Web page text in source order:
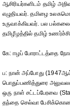
ஆசிரியர்களிடம் தமிழ்
எழுதியவர். தமிழை
உருவாக்கியவர். பல
தமிழீழத்தில் தமிழ்
கே: ஈழப் போராட்டத்தை
ப: நான் அப்போது
பொதுப்பணித்துரை
ஒரு நாள் சட்டப்பேரவை
தந்தை செல்வா